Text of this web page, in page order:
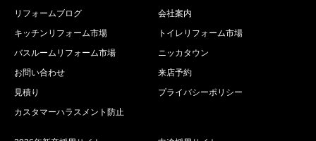
リフォームブログ
会社案内
キッチンリフォーム市場
トイレリフォーム市場
バスルームリフォーム市場
ニッカタウン
お問い合わせ
来店予約
見積り
プライバシーポリシー
カスタマーハラスメント防止